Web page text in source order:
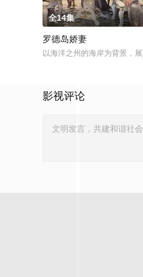
全14集
罗德岛娇妻
以海洋之州的海岸为背景，
影视评论